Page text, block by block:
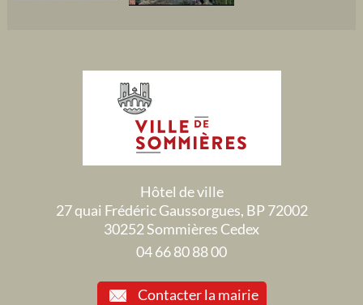
Hôtel de ville
27 quai Frédéric Gaussorgues, BP 72002
30252 Sommières Cedex
04 66 80 88 00
Contacter la mairie